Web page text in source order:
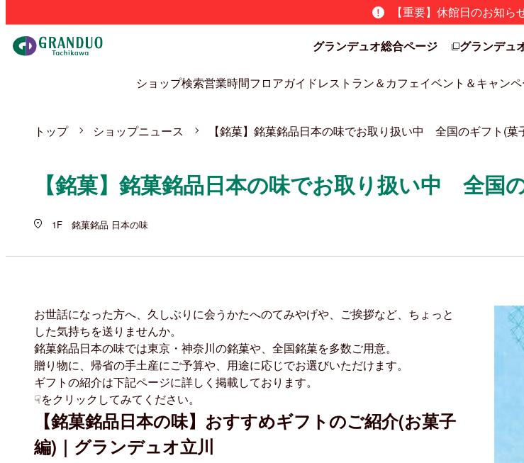
【重要】休館日のお知ら
グランデュオ総合ページ グランデュ
ショップ検索営業時間フロアガイドレストラン＆カフェイベント＆キャン
トップ ショップニュース 【銘菓】銘菓銘品日本の味でお取り扱い中 全国のギフト(菓
【銘菓】銘菓銘品日本の味でお取り扱い中 全国
1F 銘菓銘品 日本の味
お世話になった方へ、久しぶりに会うかたへのてみやげや、ご挨拶など、ちょっと
した気持ちを送りませんか。
銘菓銘品日本の味では東京・神奈川の銘菓や、全国銘菓を多数ご用意。
贈り物に、帰省の手土産にご予算や、用途に応じでお選びいただけます。
ギフトの紹介は下記ページに詳しく掲載しております。
☟をクリックしてみてください。
【銘菓銘品日本の味】おすすめギフトのご紹介(お菓子
編)｜グランデュオ立川